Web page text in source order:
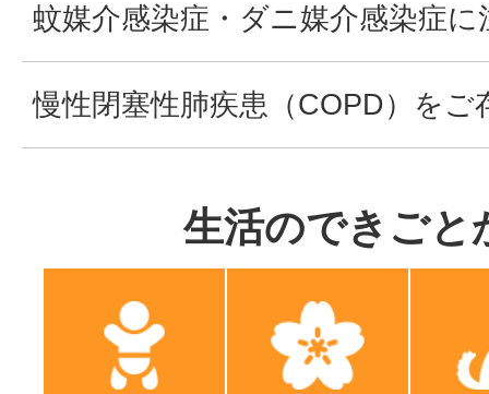
蚊媒介感染症・ダニ媒介感染症
慢性閉塞性肺疾患（COPD）をご
生活のできごと